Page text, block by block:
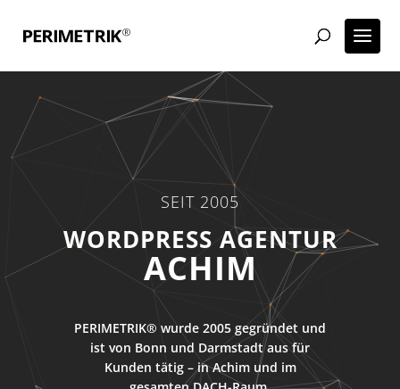
SEIT 2005
ECOMMERCE AGENTUR
ACHIM
PERIMETRIK® wurde 2005 gegründet und
ist von Bonn und Darmstadt aus für
Kunden tätig – in Achim und im